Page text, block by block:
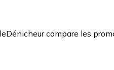
leDénicheur compare les